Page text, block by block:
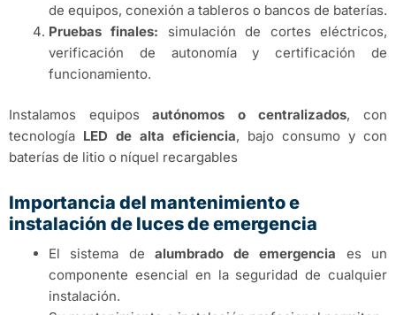
de equipos, conexión a tableros o bancos de baterías.
Pruebas finales: simulación de cortes eléctricos,
verificación de autonomía y certificación de
funcionamiento.
Instalamos equiposautónomos o centralizados, con
tecnología LED de alta eficiencia, bajo consumo y con
baterías de litio o níquel recargables
Importancia del mantenimiento e
instalación de luces de emergencia
El sistema de alumbrado de emergencia es un
componente esencial en la seguridad de cualquier
instalación.